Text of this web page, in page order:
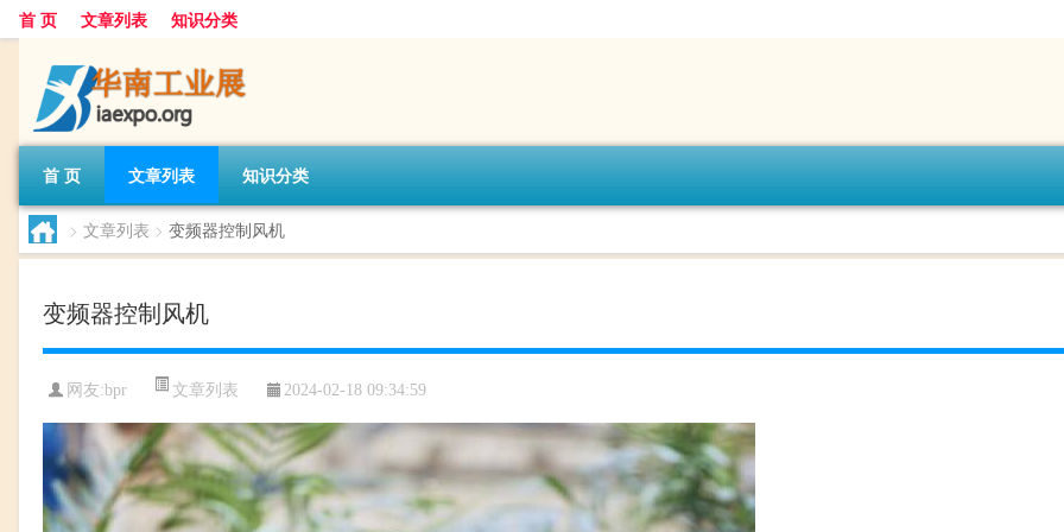
首 页 文章列表 知识分类
首 页 文章列表 知识分类
> 文章列表 > 变频器控制风机
变频器控制风机
网友:bpr 文章列表 2024-02-18 09:34:59